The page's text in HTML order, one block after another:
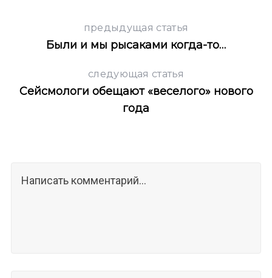
предыдущая статья
Были и мы рысаками когда-то…
следующая статья
Сейсмологи обещают «веселого» нового
года
S
f
По авторам